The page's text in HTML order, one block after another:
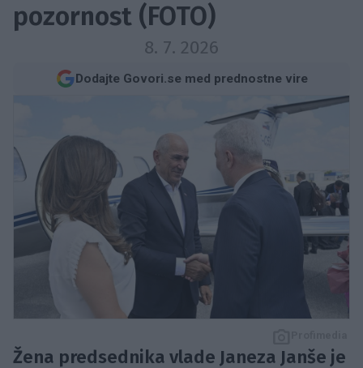
pozornost (FOTO)
8. 7. 2026
Dodajte Govori.se med prednostne vire
Žena predsednika vlade Janeza Janše je